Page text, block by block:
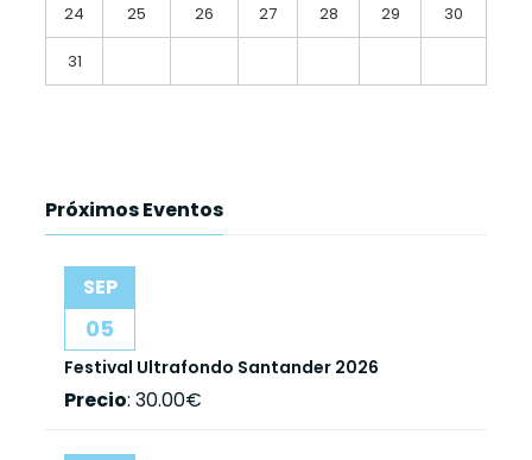
24 25 26 27 28 29 30
31
Próximos Eventos
SEP
05
Festival Ultrafondo Santander 2026
Precio: 30.00€